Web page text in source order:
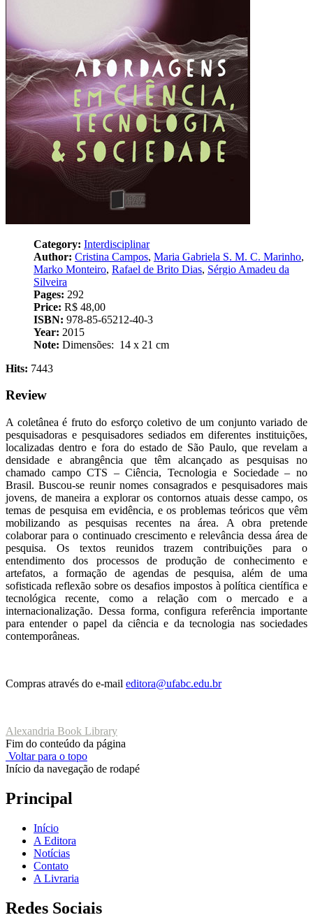
Category: Interdisciplinar
Author: Cristina Campos, Maria Gabriela S. M. C. Marinho,
Marko Monteiro, Rafael de Brito Dias, Sérgio Amadeu da
Silveira
Pages: 292
Price: R$ 48,00
ISBN: 978-85-65212-40-3
Year: 2015
Note: Dimensões: ‎ 14 x 21 cm
Hits: 7443
Review
A coletânea é fruto do esforço coletivo de um conjunto variado de
pesquisadoras e pesquisadores sediados em diferentes instituições,
localizadas dentro e fora do estado de São Paulo, que revelam a
densidade e abrangência que têm alcançado as pesquisas no
chamado campo CTS – Ciência, Tecnologia e Sociedade – no
Brasil. Buscou-se reunir nomes consagrados e pesquisadores mais
jovens, de maneira a explorar os contornos atuais desse campo, os
temas de pesquisa em evidência, e os problemas teóricos que vêm
mobilizando as pesquisas recentes na área. A obra pretende
colaborar para o continuado crescimento e relevância dessa área de
pesquisa. Os textos reunidos trazem contribuições para o
entendimento dos processos de produção de conhecimento e
artefatos, a formação de agendas de pesquisa, além de uma
sofisticada reflexão sobre os desafios impostos à política científica e
tecnológica recente, como a relação com o mercado e a
internacionalização. Dessa forma, configura referência importante
para entender o papel da ciência e da tecnologia nas sociedades
contemporâneas.
Compras através do e-mail editora@ufabc.edu.br
Alexandria Book Library
Fim do conteúdo da página
Voltar para o topo
Início da navegação de rodapé
Principal
Início
A Editora
Notícias
Contato
A Livraria
Redes Sociais